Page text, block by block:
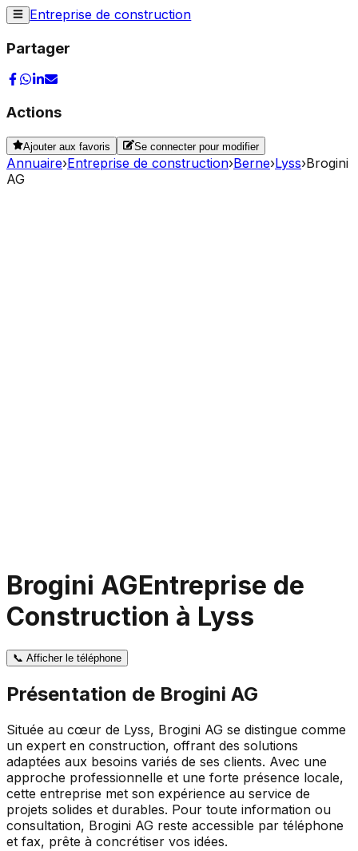
Entreprise de construction
Partager
Actions
Ajouter aux favoris Se connecter pour modifier
Annuaire›Entreprise de construction›Berne›Lyss›Brogini
AG
Brogini AGEntreprise de
Construction à Lyss
📞 Afficher le téléphone
Présentation de Brogini AG
Située au cœur de Lyss, Brogini AG se distingue comme
un expert en construction, offrant des solutions
adaptées aux besoins variés de ses clients. Avec une
approche professionnelle et une forte présence locale,
cette entreprise met son expérience au service de
projets solides et durables. Pour toute information ou
consultation, Brogini AG reste accessible par téléphone
et fax, prête à concrétiser vos idées.